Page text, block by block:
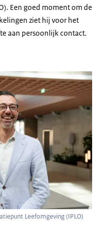
Een goed moment om de
ziet hij voor het
aan persoonlijk contact.
Leefomgeving (IPLO)